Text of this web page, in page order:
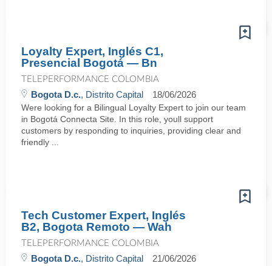
Loyalty Expert, Inglés C1,
Presencial Bogotá — Bn
TELEPERFORMANCE COLOMBIA
Bogota D.c., Distrito Capital 18/06/2026
Were looking for a Bilingual Loyalty Expert to join our team
in Bogotá Connecta Site. In this role, youll support
customers by responding to inquiries, providing clear and
friendly ...
Tech Customer Expert, Inglés
B2, Bogota Remoto — Wah
TELEPERFORMANCE COLOMBIA
Bogota D.c., Distrito Capital 21/06/2026